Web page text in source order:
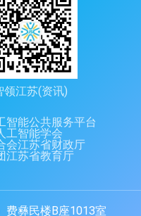
领江苏(资讯)
智能公共服务平台
工智能学会
会江苏省财政厅
江苏省教育厅
费彝民楼B座1013室